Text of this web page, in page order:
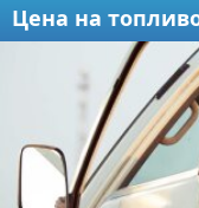
Цена на